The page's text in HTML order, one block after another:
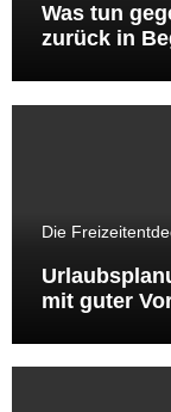
Was tun
zurück in
Die
mit guter